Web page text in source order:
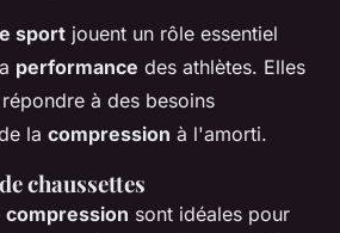
sport jouent un rôle essentiel
performance des athlètes. Elles
à des besoins
la compression à l'amorti.
chaussettes
compression sont idéales pour